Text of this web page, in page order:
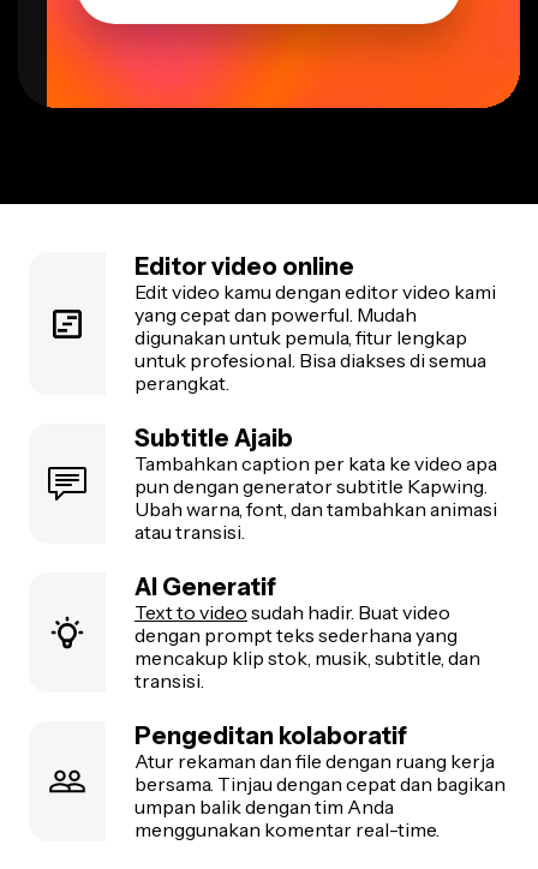
Editor video online
Edit video kamu dengan editor video kami
yang cepat dan powerful. Mudah
digunakan untuk pemula, fitur lengkap
untuk profesional. Bisa diakses di semua
perangkat.
Subtitle Ajaib
Tambahkan caption per kata ke video apa
pun dengan generator subtitle Kapwing.
Ubah warna, font, dan tambahkan animasi
atau transisi.
AI Generatif
Text to video sudah hadir. Buat video
dengan prompt teks sederhana yang
mencakup klip stok, musik, subtitle, dan
transisi.
Pengeditan kolaboratif
Atur rekaman dan file dengan ruang kerja
bersama. Tinjau dengan cepat dan bagikan
umpan balik dengan tim Anda
menggunakan komentar real-time.